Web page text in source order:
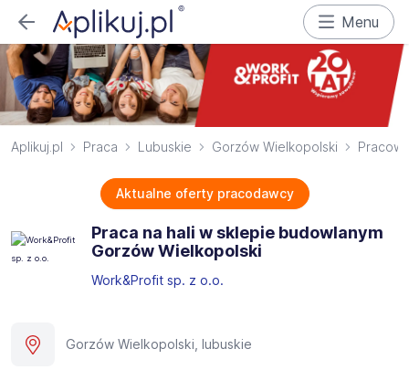
Menu
Aplikuj.pl Praca Lubuskie Gorzów Wielkopolski
Aktualne oferty pracodawcy
Praca na hali w sklepie budowlanym
Gorzów Wielkopolski
Work&Profit sp. z o.o.
Gorzów Wielkopolski, lubuskie